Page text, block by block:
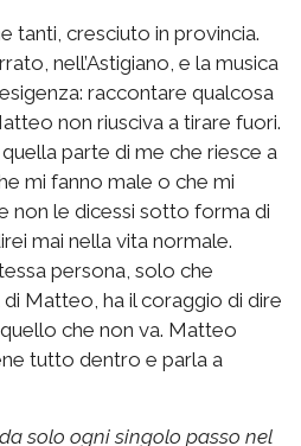
tanti, cresciuto in provincia.
nell’Astigiano, e la musica
raccontare qualcosa
non riusciva a tirare fuori.
parte di me che riesce a
mi fanno male o che mi
non le dicessi sotto forma di
mai nella vita normale.
persona, solo che
Matteo, ha il coraggio di dire
che non va. Matteo
tutto dentro e parla a
solo ogni singolo passo nel